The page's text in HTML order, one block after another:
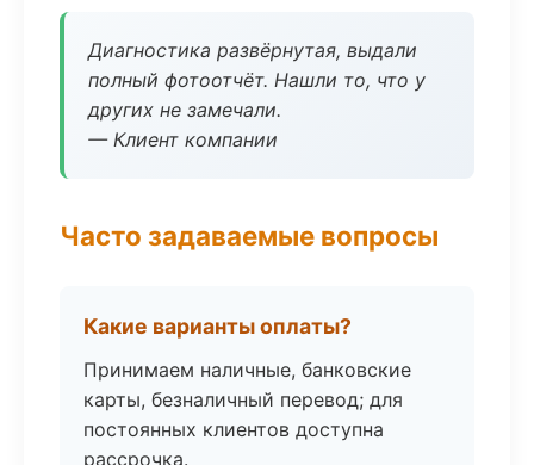
Диагностика развёрнутая, выдали
полный фотоотчёт. Нашли то, что у
других не замечали.
— Клиент компании
Часто задаваемые вопросы
Какие варианты оплаты?
Принимаем наличные, банковские
карты, безналичный перевод; для
постоянных клиентов доступна
рассрочка.